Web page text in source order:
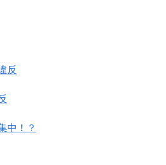
反
中！？